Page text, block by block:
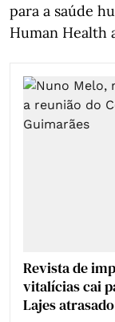
para a saúde
Human Health
Revista de
vitalícias cai
Lajes atrasado